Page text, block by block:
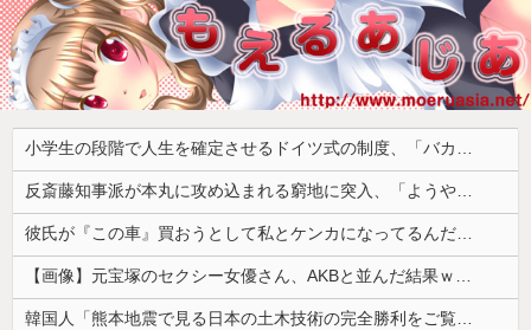
小学生の段階で人生を確定させるドイツ式の制度、「バカを振い落せるから合理的だ」と自惚れていた結果……
反斎藤知事派が本丸に攻め込まれる窮地に突入、「ようやく反撃のターンやね」と手際の良さに感心する人が続出中
彼氏が『この車』買おうとして私とケンカになってるんだけどｗｗｗｗｗｗ
【画像】元宝塚のセクシー女優さん、AKBと並んだ結果ｗｗｗｗ
韓国人「熊本地震で見る日本の土木技術の完全勝利をご覧ください」→「これはすごいわ」「こういうのを見ると日本人は何か適当に作る感じがしない・・・」...